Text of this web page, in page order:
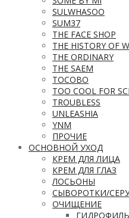
SULWHASOO
SUM37
THE FACE SHOP
THE HISTORY OF
THE ORDINARY
THE SAEM
TOCOBO
TOO COOL FOR
TROUBLESS
UNLEASHIA
YNM
ПРОЧИЕ
ОСНОВНОЙ УХОД
КРЕМ ДЛЯ ЛИЦА
КРЕМ ДЛЯ ГЛАЗ
ЛОСЬОНЫ
СЫВОРОТКИ/
ОЧИЩЕНИЕ